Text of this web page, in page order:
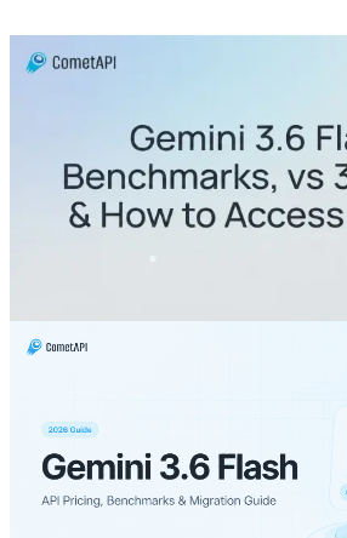
Jul 24, 2026
ما هو Gemini 3.6 Flash؟